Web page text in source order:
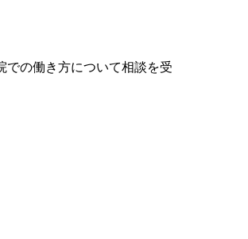
での働き方について相談を受